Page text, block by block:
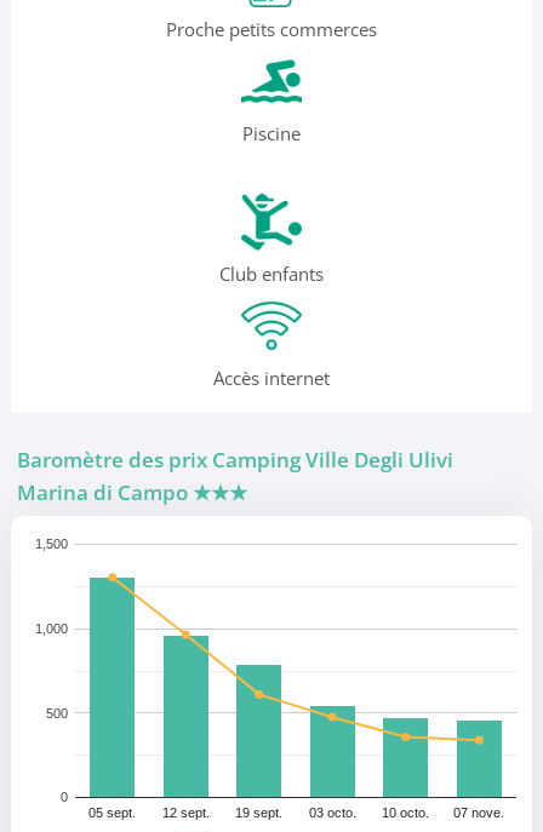
Proche petits commerces
Piscine
Club enfants
Accès internet
Baromètre des prix Camping Ville Degli Ulivi
Marina di Campo ★★★
05 sept. 12 sept. 19 sept. 03 octo. 10 octo. 07 nove.
0
500
1,000
1,500